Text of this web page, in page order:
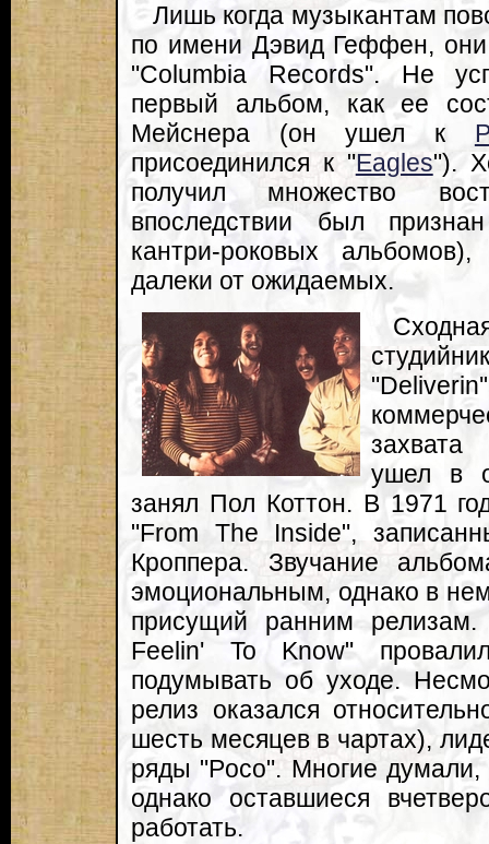
Лишь когда музыкантам
по имени Дэвид Геффен, они
"Columbia Records". Не
первый альбом, как ее
Мейснера (он ушел к
присоединился к "Eagles").
получил множество
впоследствии был
кантри-роковых
далеки от ожидаемых.
ушел в
занял Пол Коттон. В 1971
"From The Inside",
Кроппера. Звучание
эмоциональным, однако в
присущий ранним
Feelin' To Know"
подумывать об уходе.
релиз оказался
шесть месяцев в чартах),
ряды "Poco". Многие
однако оставшиеся
работать.